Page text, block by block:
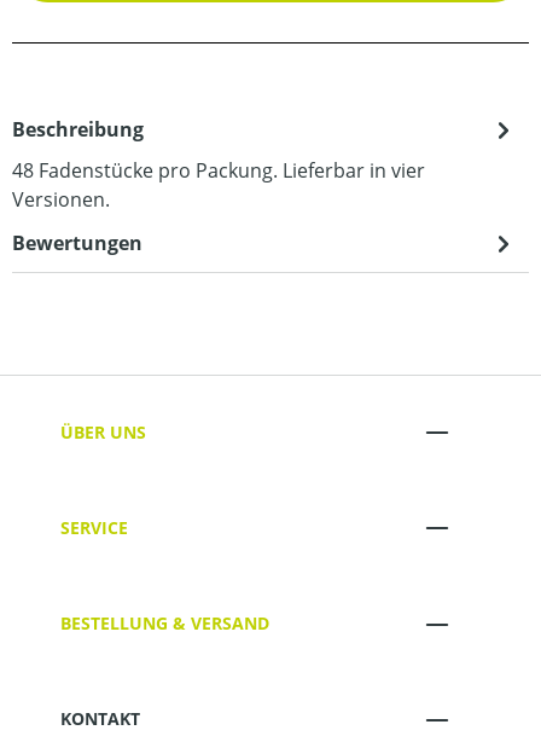
Beschreibung
48 Fadenstücke pro Packung. Lieferbar in vier
Versionen.
Bewertungen
ÜBER UNS
SERVICE
BESTELLUNG & VERSAND
KONTAKT